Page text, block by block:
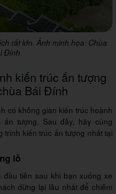
rất lớn. Ảnh minh họa: Chùa
Đính
kiến trúc ấn tượng
Bái Đính
có không gian kiến trúc hoành
tượng. Sau đây, hãy cùng
trình kiến trúc ấn tượng nhất tại
lồ
đầu tiên sau khi bạn xuống xe
dừng lại lâu nhất để chiêm